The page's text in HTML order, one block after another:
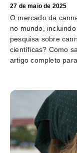
27 de maio de 2025
O mercado da
no mundo,
pesquisa sobre
científicas? Como
artigo completo